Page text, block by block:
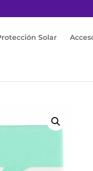
Solar